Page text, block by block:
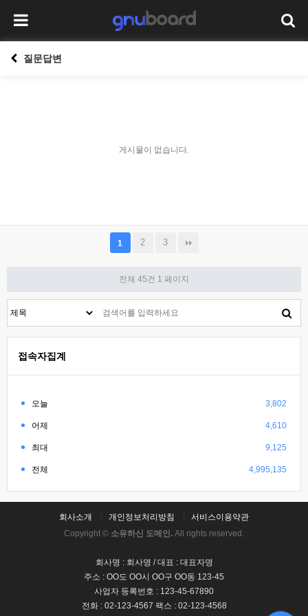
질문답변
게시물이 없습니다.
1 2 3
전체 45건 1 페이지
접속자집계
오늘 3,802
어제 4,610
최대 9,125
전체 4,995,135
회사소개 개인정보처리방침
서비스이용약관
Copyright © 소유하신 도메인. All rights reserved.
회사명 : 회사명 / 대표 : 대표자명
주소 : OO도 OO시 OO구 OO동 123-45
사업자 등록번호 : 123-45-67890
전화 : 02-123-4567 팩스 : 02-123-4568